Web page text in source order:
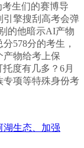
生们的赛博导
引擎搜刮高考会弹
的他暗示AI产物
578分的考生，
产物给考上保
度有几多？6月
专项等特殊身份考
湖生态、加强